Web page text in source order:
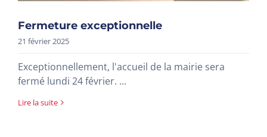
Fermeture exceptionnelle
21 février 2025
Exceptionnellement, l'accueil de la mairie sera
fermé lundi 24 février. ...
Lire la suite